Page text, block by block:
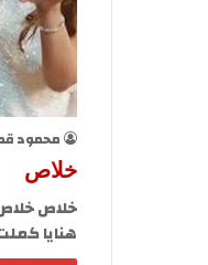
محمود
خلاص
خلاص
هنايا